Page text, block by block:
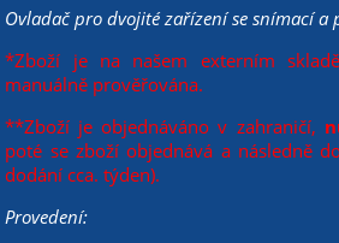
Ovladač pro dvojité zařízení se snímací
*Zboží je na našem externím
manuálně prověřována.
**Zboží je objednáváno v zahraničí,
poté se zboží objednává a následně
dodání cca. týden).
Provedení: